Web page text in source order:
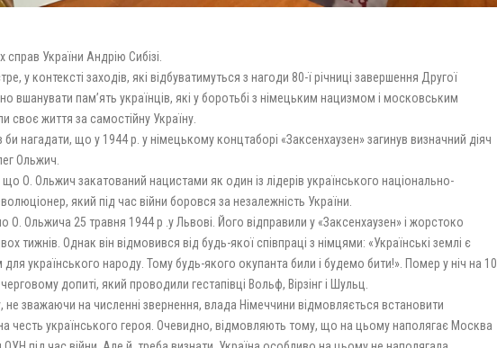
справ України Андрію Сибізі.
у контексті заходів, які відбуватимуться з нагоди 80-ї річниці завершення Другої
вшанувати пам’ять українців, які у боротьбі з німецьким нацизмом і московським
своє життя за самостійну Україну.
би нагадати, що у 1944 р. у німецькому концтаборі «Заксенхаузен» загинув визначний діяч
Ольжич.
О. Ольжич закатований нацистами як один із лідерів українського національно-
який під час війни боровся за незалежність України.
О. Ольжича 25 травня 1944 р .у Львові. Його відправили у «Заксенхаузен» і жорстоко
тижнів. Однак він відмовився від будь-якої співпраці з німцями: «Українські землі є
українського народу. Тому будь-якого окупанта били і будемо бити!». Помер у ніч на 10
допиті, який проводили гестапівці Вольф, Вірзінг і Шульц.
зважаючи на численні звернення, влада Німеччини відмовляється встановити
честь українського героя. Очевидно, відмовляють тому, що на цьому наполягає Москва